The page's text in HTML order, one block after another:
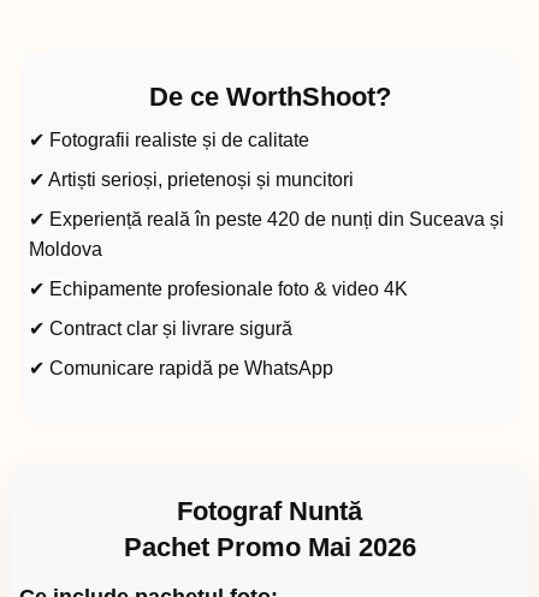
De ce WorthShoot?
✔ Fotografii realiste și de calitate
✔ Artiști serioși, prietenoși și muncitori
✔ Experiență reală în peste 420 de nunți din Suceava și
Moldova
✔ Echipamente profesionale foto & video 4K
✔ Contract clar și livrare sigură
✔ Comunicare rapidă pe WhatsApp
Fotograf Nuntă
Pachet Promo Mai 2026